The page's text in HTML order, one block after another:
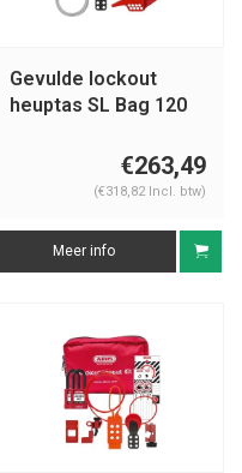
Gevulde lockout
heuptas SL Bag 120
€263,49
(€318,82 Incl. btw)
Meer info